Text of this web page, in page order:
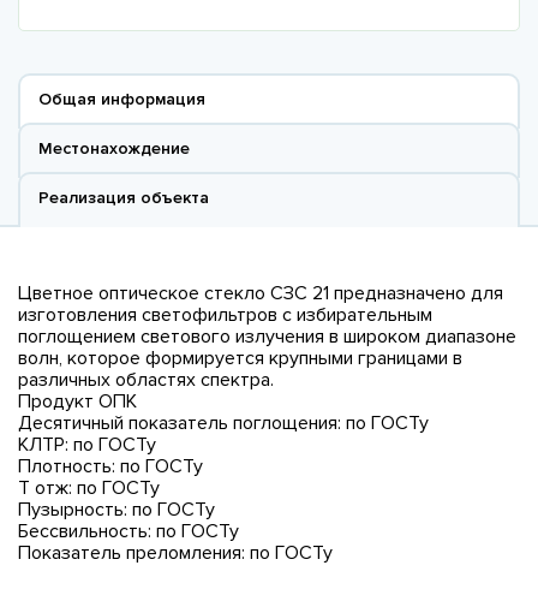
Общая информация
Местонахождение
Реализация объекта
Цветное оптическое стекло СЗС 21 предназначено для
изготовления светофильтров с избирательным
поглощением светового излучения в широком диапазоне
волн, которое формируется крупными границами в
различных областях спектра.
Продукт ОПК
Десятичный показатель поглощения: по ГОСТу
КЛТР: по ГОСТу
Плотность: по ГОСТу
Т отж: по ГОСТу
Пузырность: по ГОСТу
Бессвильность: по ГОСТу
Показатель преломления: по ГОСТу